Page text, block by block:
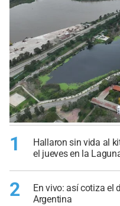
1
Hallaron sin vida al
el jueves en la
2
En vivo: así cotiza el
Argentina